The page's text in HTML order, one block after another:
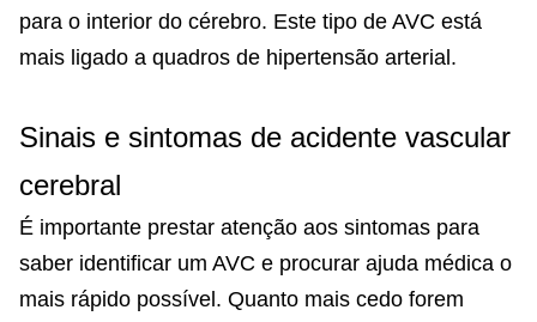
para o interior do cérebro. Este tipo de AVC está
mais ligado a quadros de hipertensão arterial.
Sinais e sintomas de acidente vascular
cerebral
É importante prestar atenção aos sintomas para
saber identificar um AVC e procurar ajuda médica o
mais rápido possível. Quanto mais cedo forem